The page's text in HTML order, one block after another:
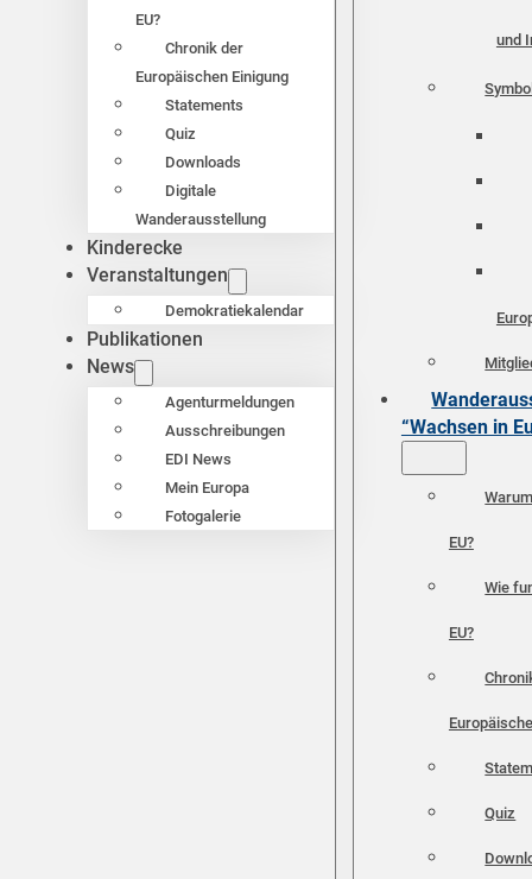
EU?
Chronik der
Europäischen Einigung
Statements
Quiz
Downloads
Digitale
Wanderausstellung
Kinderecke
Veranstaltungen
Demokratiekalendar
Publikationen
News
Agenturmeldungen
Ausschreibungen
EDI News
Mein Europa
Fotogalerie
und
“Wachsen in
EU?
Wie
EU?
Quiz